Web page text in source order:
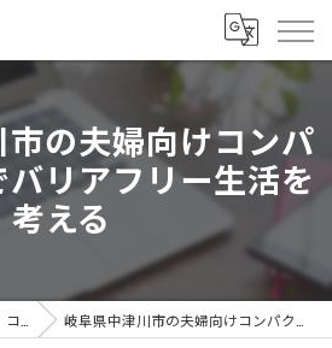
の夫婦向けコンパ
リアフリー生活を
考える
コラム 岐阜県中津川市の夫婦向けコンパクトな平屋でバリアフリー生活を考える